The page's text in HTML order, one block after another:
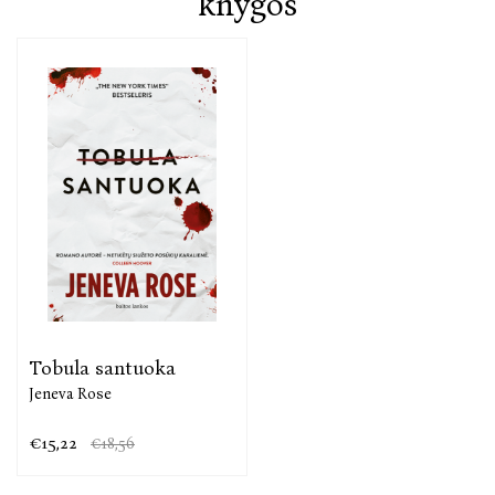
Tobula santuoka
Jeneva Rose
€15,22 €18,56